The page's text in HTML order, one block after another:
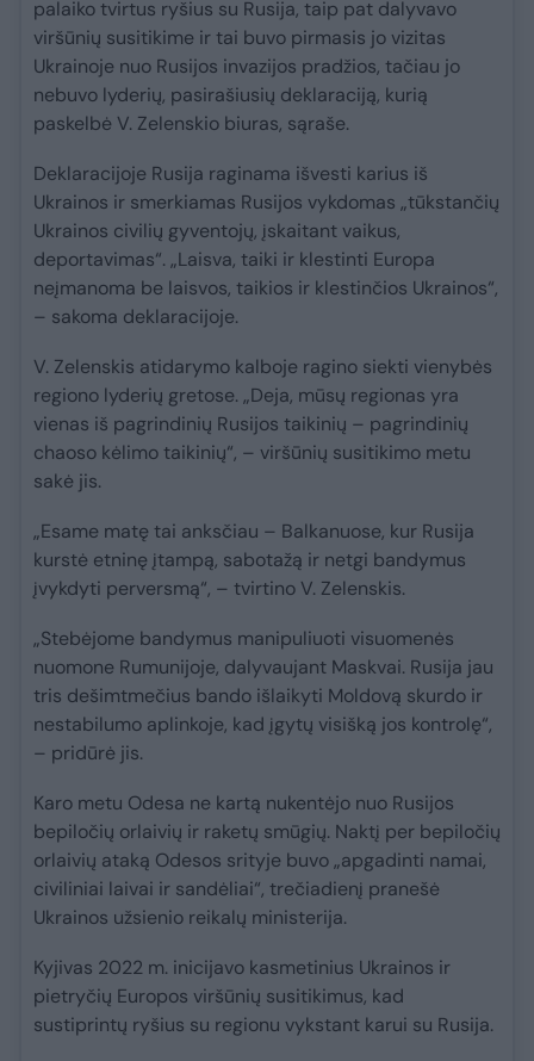
palaiko tvirtus ryšius su Rusija, taip pat dalyvavo
viršūnių susitikime ir tai buvo pirmasis jo vizitas
Ukrainoje nuo Rusijos invazijos pradžios, tačiau jo
nebuvo lyderių, pasirašiusių deklaraciją, kurią
paskelbė V. Zelenskio biuras, sąraše.
Deklaracijoje Rusija raginama išvesti karius iš
Ukrainos ir smerkiamas Rusijos vykdomas „tūkstančių
Ukrainos civilių gyventojų, įskaitant vaikus,
deportavimas“. „Laisva, taiki ir klestinti Europa
neįmanoma be laisvos, taikios ir klestinčios Ukrainos“,
– sakoma deklaracijoje.
V. Zelenskis atidarymo kalboje ragino siekti vienybės
regiono lyderių gretose. „Deja, mūsų regionas yra
vienas iš pagrindinių Rusijos taikinių – pagrindinių
chaoso kėlimo taikinių“, – viršūnių susitikimo metu
sakė jis.
„Esame matę tai anksčiau – Balkanuose, kur Rusija
kurstė etninę įtampą, sabotažą ir netgi bandymus
įvykdyti perversmą“, – tvirtino V. Zelenskis.
„Stebėjome bandymus manipuliuoti visuomenės
nuomone Rumunijoje, dalyvaujant Maskvai. Rusija jau
tris dešimtmečius bando išlaikyti Moldovą skurdo ir
nestabilumo aplinkoje, kad įgytų visišką jos kontrolę“,
– pridūrė jis.
Karo metu Odesa ne kartą nukentėjo nuo Rusijos
bepiločių orlaivių ir raketų smūgių. Naktį per bepiločių
orlaivių ataką Odesos srityje buvo „apgadinti namai,
civiliniai laivai ir sandėliai“, trečiadienį pranešė
Ukrainos užsienio reikalų ministerija.
Kyjivas 2022 m. inicijavo kasmetinius Ukrainos ir
pietryčių Europos viršūnių susitikimus, kad
sustiprintų ryšius su regionu vykstant karui su Rusija.